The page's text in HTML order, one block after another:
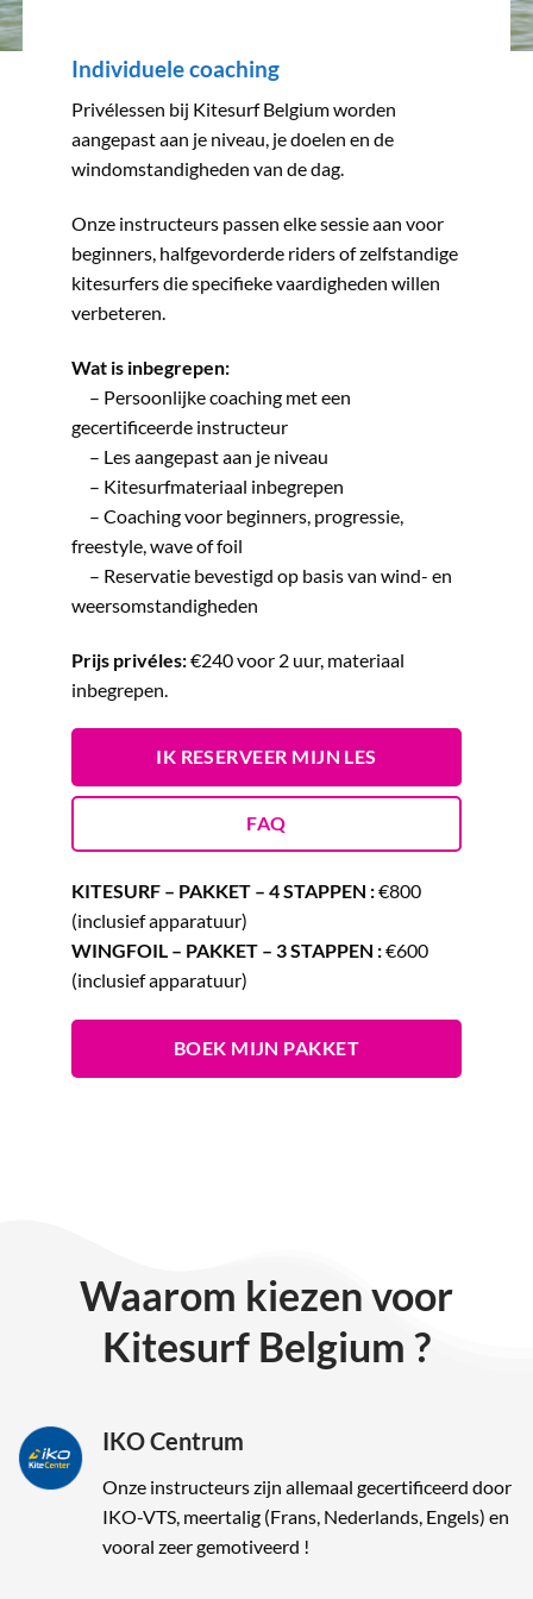
Individuele coaching
Privélessen bij Kitesurf Belgium worden
aangepast aan je niveau, je doelen en de
windomstandigheden van de dag.
Onze instructeurs passen elke sessie aan voor
beginners, halfgevorderde riders of zelfstandige
kitesurfers die specifieke vaardigheden willen
verbeteren.
Wat is inbegrepen:
– Persoonlijke coaching met een
gecertificeerde instructeur
– Les aangepast aan je niveau
– Kitesurfmateriaal inbegrepen
– Coaching voor beginners, progressie,
freestyle, wave of foil
– Reservatie bevestigd op basis van wind- en
weersomstandigheden
Prijs privéles:€240 voor 2 uur, materiaal
inbegrepen.
IK RESERVEER MIJN LES
FAQ
KITESURF – PAKKET – 4 STAPPEN :€800
(inclusief apparatuur)
WINGFOIL – PAKKET – 3 STAPPEN :€600
(inclusief apparatuur)
BOEK MIJN PAKKET
Waarom kiezen voor
Kitesurf Belgium ?
IKO Centrum
Onze instructeurs zijn allemaal gecertificeerd door
IKO-VTS, meertalig (Frans, Nederlands, Engels) en
vooral zeer gemotiveerd !